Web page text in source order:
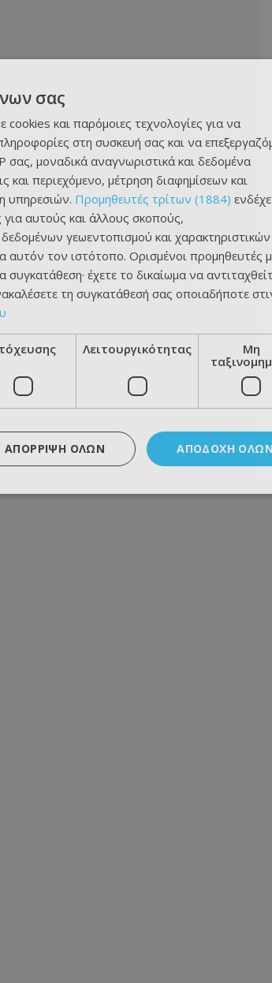
σας
cookies και παρόμοιες τεχνολογίες για να
στη συσκευή σας και να
μοναδικά αναγνωριστικά και δεδομένα
και περιεχόμενο, μέτρηση διαφημίσεων και
υπηρεσιών. Προμηθευτές τρίτων (1884)
αυτούς και άλλους σκοπούς,
γεωεντοπισμού και χαρακτηριστικών
αυτόν τον ιστότοπο. Ορισμένοι προμηθευτές
έχετε το δικαίωμα να
τη συγκατάθεσή σας οποιαδήποτε
Λειτουργικότητας
Μη
ΑΠΟΔΟΧΉ ΌΛΩΝ
ΑΠΌΡΡΙΨΗ ΌΛΩΝ